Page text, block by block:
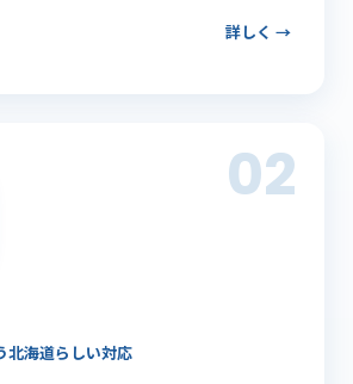
詳しく →
02
海道らしい対応